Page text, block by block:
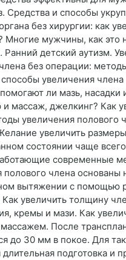
Средства и способы
без хирургии: как
Многие мужчины, как это
Ранний детский аутизм.
без операции:
увеличения
ли мазь, насадки
и массаж, джелкинг? Как
увеличения полового
увеличить
состоянии чаще
современные
полового члена основаны
вытяжении с помощью
увеличить толщину
кремы и мази. Как
После
до 30 мм в покое. Для
длительная подготовка и